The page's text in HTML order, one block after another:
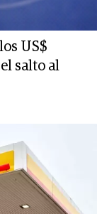
US$
salto al